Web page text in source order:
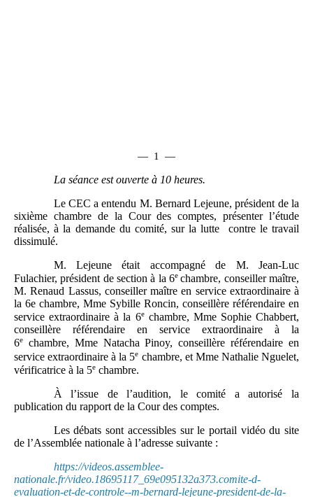
— 1 —
La séance est ouverte à 10 heures.
Le CEC a entendu M. Bernard Lejeune, président de la
sixième chambre de la Cour des comptes, présenter l’étude
réalisée, à la demande du comité, sur la lutte contre le travail
dissimulé.
M. Lejeune était accompagné de M.
Jean-Luc
Fulachier, président de section à la 6e chambre, conseiller maître,
M. Renaud Lassus, conseiller maître en service extraordinaire à
la 6e chambre, Mme Sybille Roncin, conseillère référendaire en
service extraordinaire à la 6echambre, Mme Sophie Chabbert,
conseillère référendaire en service extraordinaire à la
6e
chambre, Mme Natacha Pinoy, conseillère référendaire en
service extraordinaire à la 5e chambre, et Mme Nathalie Nguelet,
vérificatrice à la 5e chambre.
À l’issue de l’audition, le comité a autorisé la
publication du rapport de la Cour des comptes.
Les débats sont accessibles sur le portail vidéo du site
de l’Assemblée nationale à l’adresse suivante :
https://videos.assemblee-
nationale.fr/video.18695117_69e095132a373.comite-d-
evaluation-et-de-controle--m-bernard-lejeune-president-de-la-